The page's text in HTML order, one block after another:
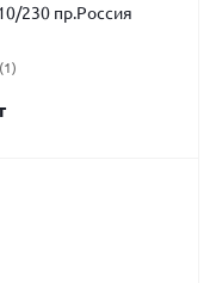
230 пр.Россия